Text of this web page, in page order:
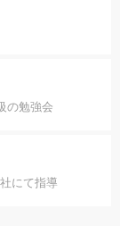
の勉強会
にて指導